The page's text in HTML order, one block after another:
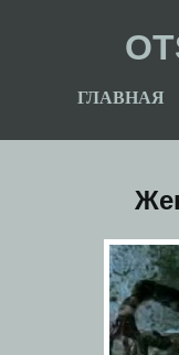
ГЛАВНАЯ